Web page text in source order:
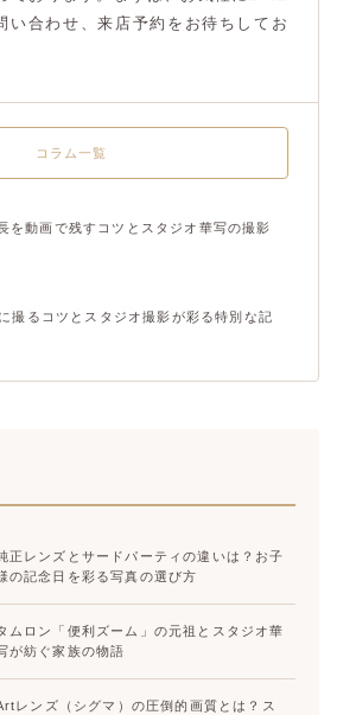
い合わせ、来店予約をお待ちしてお
を動画で残すコツとスタジオ華写の撮影
コラム一覧
撮るコツとスタジオ撮影が彩る特別な記
正レンズとサードパーティの違いは？お子
の記念日を彩る写真の選び方
ムロン「便利ズーム」の元祖とスタジオ華
が紡ぐ家族の物語
レンズ（シグマ）の圧倒的画質とは？ス